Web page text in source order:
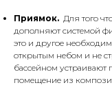
Приямок. Для того
дополняют системой
это и другое
открытым небом и не
бассейном
помещение из